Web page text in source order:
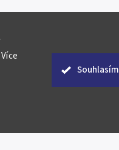
Více
Souhlasím